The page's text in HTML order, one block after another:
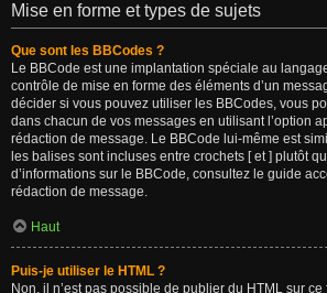
Mise en forme et types de sujets
Que sont les BBCodes ?
Le BBCode est une implantation spéciale au
contrôle de mise en forme des éléments d’un
décider si vous pouvez utiliser les BBCodes, vous
dans chacun de vos messages en utilisant l’option
rédaction de message. Le BBCode lui-même est
les balises sont incluses entre crochets [ et ] plutôt
d’informations sur le BBCode, consultez le guide
rédaction de message.
Haut
Puis-je utiliser le HTML ?
Non, il n’est pas possible de publier du HTML sur